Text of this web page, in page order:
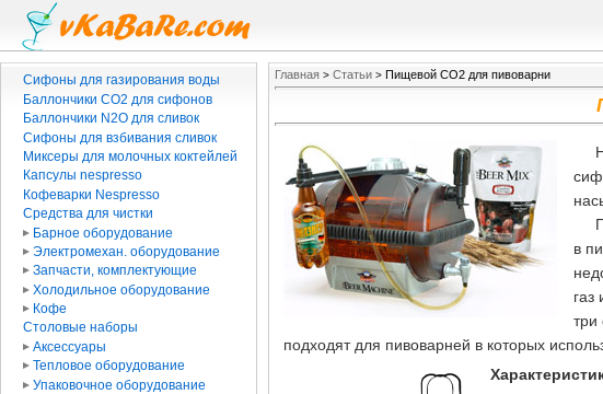
Сифоны для газирования воды
Баллончики CO2 для сифонов
Баллончики N2O для сливок
Сифоны для взбивания сливок
Миксеры для молочных коктейлей
Капсулы nespresso
Кофеварки Nespresso
Средства для чистки
Барное оборудование
Электромехан. оборудование
Запчасти, комплектующие
Холодильное оборудование
Кофе
Столовые наборы
Аксессуары
Тепловое оборудование
Упаковочное оборудование
Главная > Статьи > Пищевой CO2 для пивоварни
в
газ
три
подходят для пивоварней в которых